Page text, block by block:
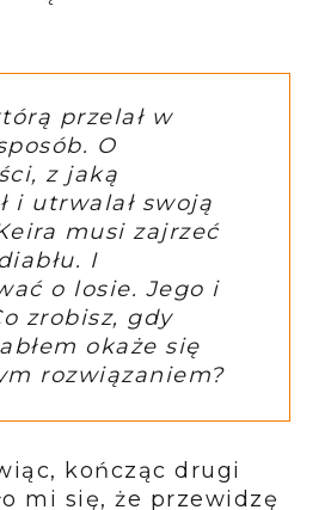
przelał w
O
z jaką
i utrwalał swoją
musi zajrzeć
I
o losie. Jego i
zrobisz, gdy
okaże się
rozwiązaniem?
kończąc drugi
mi się, że przewidzę